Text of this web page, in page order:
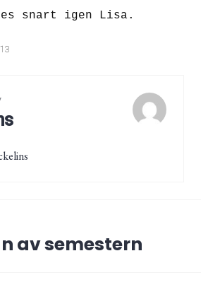
snart igen Lisa.
av semestern